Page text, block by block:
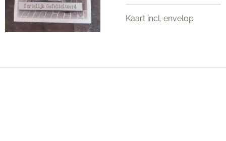
Kaart incl. envelop